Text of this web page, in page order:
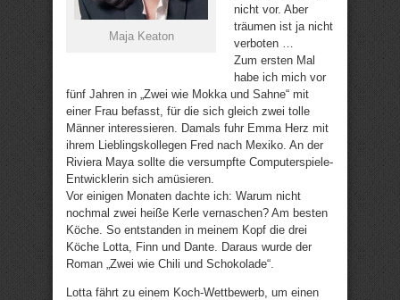
Maja Keaton
nicht vor. Aber
träumen ist ja nicht
verboten …
Zum ersten Mal
habe ich mich vor
fünf Jahren in „Zwei wie Mokka und Sahne“ mit
einer Frau befasst, für die sich gleich zwei tolle
Männer interessieren. Damals fuhr Emma Herz mit
ihrem Lieblingskollegen Fred nach Mexiko. An der
Riviera Maya sollte die versumpfte Computerspiele-
Entwicklerin sich amüsieren.
Vor einigen Monaten dachte ich: Warum nicht
nochmal zwei heiße Kerle vernaschen? Am besten
Köche. So entstanden in meinem Kopf die drei
Köche Lotta, Finn und Dante. Daraus wurde der
Roman „Zwei wie Chili und Schokolade“.
Lotta fährt zu einem Koch-Wettbewerb, um einen